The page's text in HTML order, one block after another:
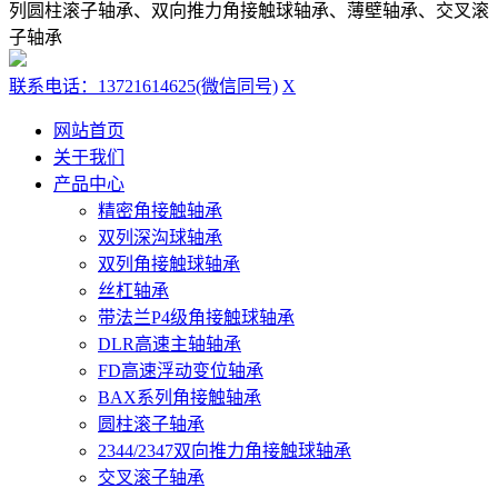
列圆柱滚子轴承、双向推力角接触球轴承、薄壁轴承、交叉滚
子轴承
联系电话：13721614625(微信同号) X
网站首页
关于我们
产品中心
精密角接触轴承
双列深沟球轴承
双列角接触球轴承
丝杠轴承
带法兰P4级角接触球轴承
DLR高速主轴轴承
FD高速浮动变位轴承
BAX系列角接触轴承
圆柱滚子轴承
2344/2347双向推力角接触球轴承
交叉滚子轴承